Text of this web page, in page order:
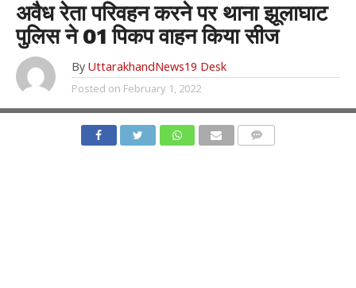
अवैध रेता परिवहन करने पर थाना झूलाघाट
पुलिस ने 01 पिकप वाहन किया सीज
By UttarakhandNews19 Desk
Posted on February 1, 2022